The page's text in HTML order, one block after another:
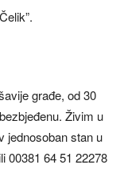
građe, od 30
Živim u
jednosoban stan u
00381 64 51 22278